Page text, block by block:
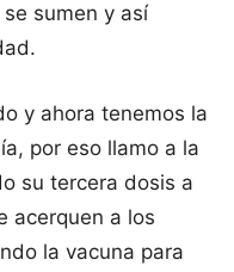
sumen y así
y ahora tenemos la
por eso llamo a la
su tercera dosis a
acerquen a los
la vacuna para